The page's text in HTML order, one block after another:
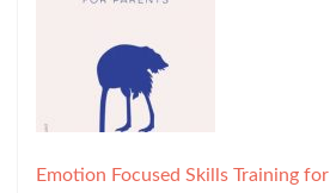
Emotion Focused Skills Training for